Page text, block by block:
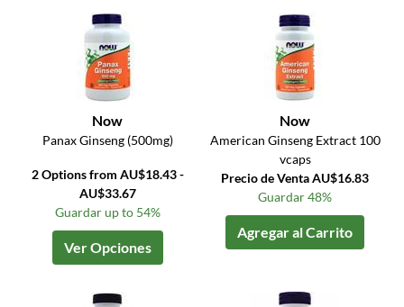
Now
Panax Ginseng (500mg)
2 Options from AU$18.43 -
AU$33.67
Guardar up to 54%
Ver Opciones
Now
American Ginseng Extract 100
vcaps
Precio de Venta AU$16.83
Guardar 48%
Agregar al Carrito